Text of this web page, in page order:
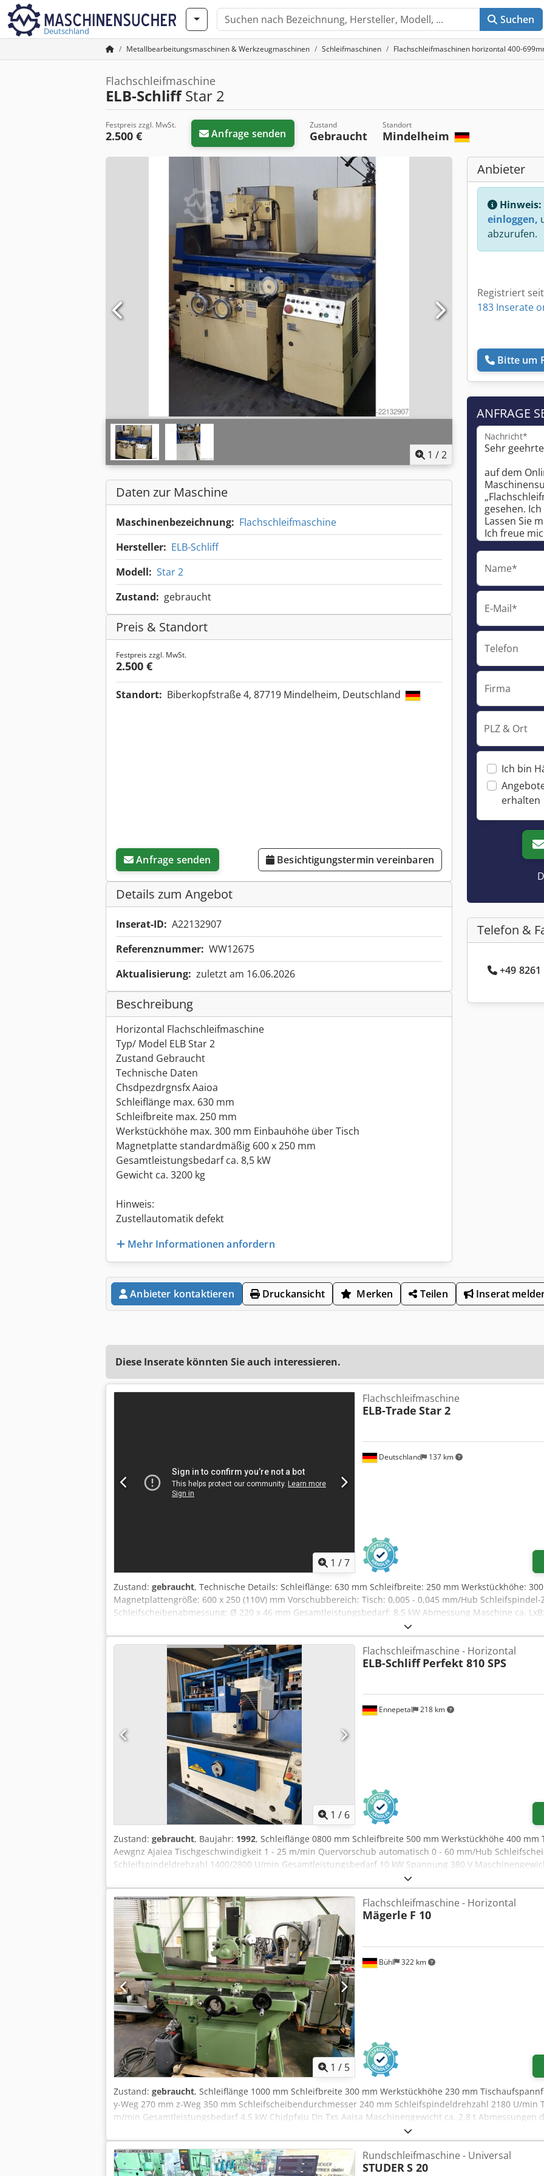
Deutschland
Suchen
Metallbearbeitungsmaschinen & Werkzeugmaschinen Schleifmaschinen Flachschleifmaschinen horizontal 400-
Flachschleifmaschine
ELB-SchliffStar 2
Festpreis zzgl. MwSt.
2.500 € Anfrage senden
Zustand
Gebraucht
Standort
Mindelheim
1 /2
Daten zur Maschine
Maschinenbezeichnung: Flachschleifmaschine
Hersteller: ELB-Schliff
Modell: Star 2
Zustand: gebraucht
Preis & Standort
Festpreis zzgl. MwSt.
2.500 €
Standort: Biberkopfstraße 4, 87719 Mindelheim, Deutschland
Anfrage senden Besichtigungstermin vereinbaren
Details zum Angebot
Inserat-ID: A22132907
Referenznummer: WW12675
Aktualisierung: zuletzt am 16.06.2026
Beschreibung
Horizontal Flachschleifmaschine
Typ/ Model ELB Star 2
Zustand Gebraucht
Technische Daten
Chsdpezdrgnsfx Aaioa
Schleiflänge max. 630 mm
Schleifbreite max. 250 mm
Werkstückhöhe max. 300 mm Einbauhöhe über Tisch
Magnetplatte standardmäßig 600 x 250 mm
Gesamtleistungsbedarf ca. 8,5 kW
Gewicht ca. 3200 kg
Hinweis:
Zustellautomatik defekt
Mehr Informationen anfordern
Anbieter
Hinweis:
einloggen,
abzurufen.
Registriert
183 Inserate
Bitte um
ANFRAGE
Nachricht*
Name*
E-Mail*
Telefon
Firma
PLZ & Ort
Ich bin
erhalten
Telefon &
+49
Anbieter kontaktieren Druckansicht Merken Teilen Inserat
Diese Inserate könnten Sie auch interessieren.
1 /7
Deutschland 137 km
Flachschleifmaschine
ELB-Trade Star 2
Zustand: gebraucht, Technische Details: Schleiflänge: 630 mm Schleifbreite: 250 mm Werkstückhöhe:
Magnetplattengröße: 600 x 250 (110V) mm Vorschubbereich: Tisch: 0,005 - 0,045 mm/Hub
Schleifscheibenabmessung: Ø 220 x 46 mm Gesamtleistungsbedarf: 8,5 kW Abmessung Maschine ca.
Kühlanlage LxBxH: 0,8 x 0,31 x 0,5 m -Tischlängshub = 700mm -Tischquerweg = 800mm
1 / 6
Ennepetal 218 km
Flachschleifmaschine - Horizontal
ELB-Schliff Perfekt 810 SPS
Zustand: gebraucht, Baujahr: 1992, Schleiflänge 0800 mm Schleifbreite 500 mm Werkstückhöhe 400
Aewgnz Ajaiea Tischgeschwindigkeit 1 - 25 m/min Quervorschub automatisch 0 - 60 mm/Hub
Schleifspindeldrehzahl 1400/2800 U/min Gesamtleistungsbedarf 10 kW Spannung 380 V
Kühlmittelanlage, auto. Vertikalzustellung, Abziehvorrichtung und Steinaufnahmen. Steuerung ist
1 / 5
Bühl 322 km
Flachschleifmaschine - Horizontal
Mägerle F 10
Zustand: gebraucht, Schleiflänge 1000 mm Schleifbreite 300 mm Werkstückhöhe 230 mm
y-Weg 270 mm z-Weg 350 mm Schleifscheibendurchmesser 240 mm Schleifspindeldrehzahl 2180 U/min
m/min Gesamtleistungsbedarf 4,5 kW Chjdpfxju Dn Txs Aaisa Maschinengewicht ca. 2,8 t Abmessungen
m Zubehör: Magnetplatte 680 x 200 mm, Schleifscheibe mit Flansch (ø 240 x 25 mm),
Rundschleifmaschine - Universal
STUDERS 20